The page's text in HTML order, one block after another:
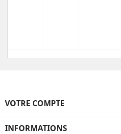
VOTRE COMPTE
INFORMATIONS